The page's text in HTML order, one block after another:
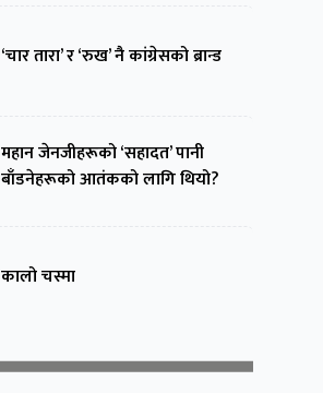
‘चार तारा’ र ‘रुख’ नै कांग्रेसको ब्रान्ड
महान जेनजीहरूको ‘सहादत’ पानी
बाँडनेहरूको आतंकको लागि थियो?
कालो चस्मा